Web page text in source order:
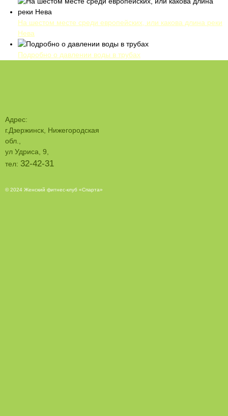
На шестом месте среди европейских, или какова длина реки
Нева
Подробно о давлении воды в трубах
Адрес:
г.Дзержинск, Нижегородская
обл.,
ул Удриса, 9,
тел: 32-42-31
© 2024 Женский фитнес-клуб «Спарта»